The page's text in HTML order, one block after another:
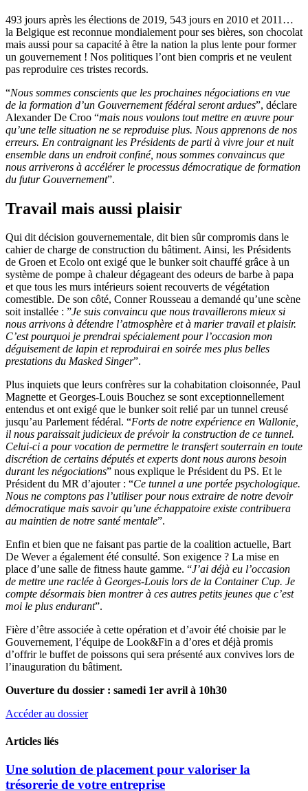
493 jours après les élections de 2019, 543 jours en 2010 et 2011…
la Belgique est reconnue mondialement pour ses bières, son chocolat
mais aussi pour sa capacité à être la nation la plus lente pour former
un gouvernement ! Nos politiques l’ont bien compris et ne veulent
pas reproduire ces tristes records.
“Nous sommes conscients que les prochaines négociations en vue
de la formation d’un Gouvernement fédéral seront ardues”, déclare
Alexander De Croo “mais nous voulons tout mettre en œuvre pour
qu’une telle situation ne se reproduise plus. Nous apprenons de nos
erreurs. En contraignant les Présidents de parti à vivre jour et nuit
ensemble dans un endroit confiné, nous sommes convaincus que
nous arriverons à accélérer le processus démocratique de formation
du futur Gouvernement”.
Travail mais aussi plaisir
Qui dit décision gouvernementale, dit bien sûr compromis dans le
cahier de charge de construction du bâtiment. Ainsi, les Présidents
de Groen et Ecolo ont exigé que le bunker soit chauffé grâce à un
système de pompe à chaleur dégageant des odeurs de barbe à papa
et que tous les murs intérieurs soient recouverts de végétation
comestible. De son côté, Conner Rousseau a demandé qu’une scène
soit installée : ”Je suis convaincu que nous travaillerons mieux si
nous arrivons à détendre l’atmosphère et à marier travail et plaisir.
C’est pourquoi je prendrai spécialement pour l’occasion mon
déguisement de lapin et reproduirai en soirée mes plus belles
prestations du Masked Singer”.
Plus inquiets que leurs confrères sur la cohabitation cloisonnée, Paul
Magnette et Georges-Louis Bouchez se sont exceptionnellement
entendus et ont exigé que le bunker soit relié par un tunnel creusé
jusqu’au Parlement fédéral. “Forts de notre expérience en Wallonie,
il nous paraissait judicieux de prévoir la construction de ce tunnel.
Celui-ci a pour vocation de permettre le transfert souterrain en toute
discrétion de certains députés et experts dont nous aurons besoin
durant les négociations” nous explique le Président du PS. Et le
Président du MR d’ajouter : “Ce tunnel a une portée psychologique.
Nous ne comptons pas l’utiliser pour nous extraire de notre devoir
démocratique mais savoir qu’une échappatoire existe contribuera
au maintien de notre santé mentale”.
Enfin et bien que ne faisant pas partie de la coalition actuelle, Bart
De Wever a également été consulté. Son exigence ? La mise en
place d’une salle de fitness haute gamme. “J’ai déjà eu l’occasion
de mettre une raclée à Georges-Louis lors de la Container Cup. Je
compte désormais bien montrer à ces autres petits jeunes que c’est
moi le plus endurant”.
Fière d’être associée à cette opération et d’avoir été choisie par le
Gouvernement, l’équipe de Look&Fin a d’ores et déjà promis
d’offrir le buffet de poissons qui sera présenté aux convives lors de
l’inauguration du bâtiment.
Ouverture du dossier : samedi 1er avril à 10h30
Accéder au dossier
Articles liés
Une solution de placement pour valoriser la
trésorerie de votre entreprise